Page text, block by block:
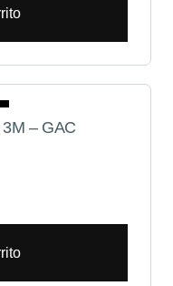
– GAC